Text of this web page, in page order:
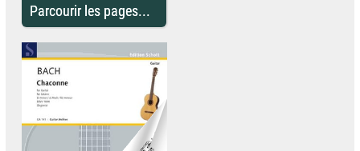
Parcourir les pages...